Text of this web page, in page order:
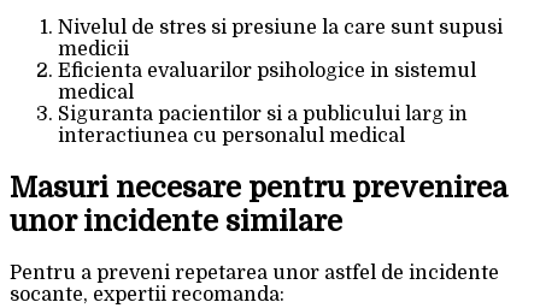
Nivelul de stres si presiune la care sunt supusi
medicii
Eficienta evaluarilor psihologice in sistemul
medical
Siguranta pacientilor si a publicului larg in
interactiunea cu personalul medical
Masuri necesare pentru prevenirea
unor incidente similare
Pentru a preveni repetarea unor astfel de incidente
socante, expertii recomanda: